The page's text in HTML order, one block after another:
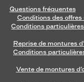
Questions fréquentes
Conditions des offres
Conditions
Reprise de montures
Conditions
Vente de montures